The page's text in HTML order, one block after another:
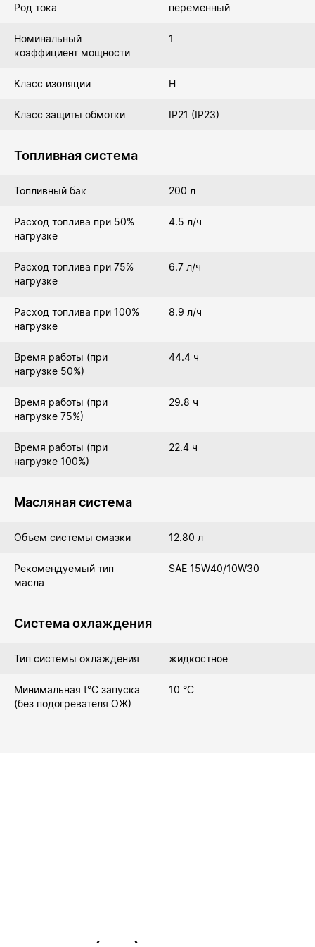
Род тока переменный
Номинальный
коэффициент мощности
1
Класс изоляции Н
Класс защиты обмотки IP21 (IP23)
Топливная система
Топливный бак 200 л
Расход топлива при 50%
нагрузке
4.5 л/ч
Расход топлива при 75%
нагрузке
6.7 л/ч
Расход топлива при 100%
нагрузке
8.9 л/ч
Время работы (при
нагрузке 50%)
44.4 ч
Время работы (при
нагрузке 75%)
29.8 ч
Время работы (при
нагрузке 100%)
22.4 ч
Масляная система
Объем системы смазки 12.80 л
Рекомендуемый тип
масла
SAE 15W40/10W30
Система охлаждения
Тип системы охлаждения жидкостное
Минимальная t°С запуска
(без подогревателя ОЖ)
10 °C